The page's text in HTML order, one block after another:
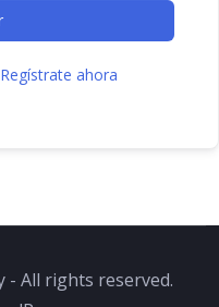
Regístrate ahora
- All rights reserved.